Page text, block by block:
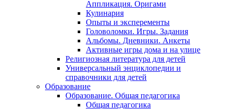
Аппликация. Оригами
Кулинария
Опыты и эксперементы
Головоломки. Игры. Задания
Альбомы. Дневники. Анкеты
Активные игры дома и на улице
Религиозная литература для детей
Универсальный энциклопедии и
справочники для детей
Образование
Образование. Общая педагогика
Общая педагогика